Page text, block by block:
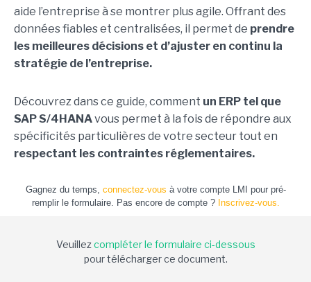
aide l’entreprise à se montrer plus agile. Offrant des
données fiables et centralisées, il permet de prendre
les meilleures décisions et d’ajuster en continu la
stratégie de l’entreprise.
Découvrez dans ce guide, comment un ERP tel que
SAP S/4HANAvous permet à la fois de répondre aux
spécificités particulières de votre secteur tout en
respectant les contraintes réglementaires.
Gagnez du temps, connectez-vous à votre compte LMI pour pré-
remplir le formulaire. Pas encore de compte ? Inscrivez-vous.
Veuillezcompléter le formulaire ci-dessous
pour télécharger ce document.